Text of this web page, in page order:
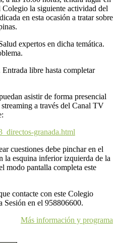
la siguiente actividad del
en esta ocasión a tratar sobre
expertos en dicha temática.
libre hasta completar
asistir de forma presencial
a través del Canal TV
granada.html
cuestiones debe pinchar en el
la esquina inferior izquierda de la
modo pantalla completa este
contacte con este Colegio
Sesión en el 958806600.
Más información y programa